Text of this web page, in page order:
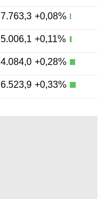
7.763,3 +0,08%
5.006,1 +0,11%
4.084,0 +0,28%
6.523,9 +0,33%